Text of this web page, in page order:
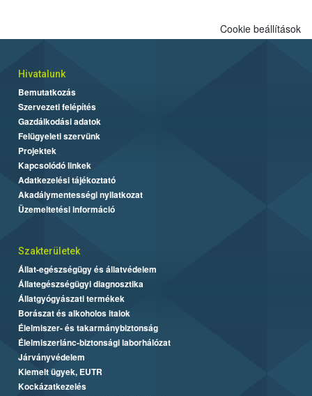
Cookie beállítások
Hivatalunk
Bemutatkozás
Szervezeti felépítés
Gazdálkodási adatok
Felügyeleti szervünk
Projektek
Kapcsolódó linkek
Adatkezelési tájékoztató
Akadálymentességi nyilatkozat
Üzemeltetési információ
Szakterületek
Állat-egészségügy és állatvédelem
Állategészségügyi diagnosztika
Állatgyógyászati termékek
Borászat és alkoholos italok
Élelmiszer- és takarmánybiztonság
Élelmiszerlánc-biztonsági laborhálózat
Járványvédelem
Kiemelt ügyek, EUTR
Kockázatkezelés